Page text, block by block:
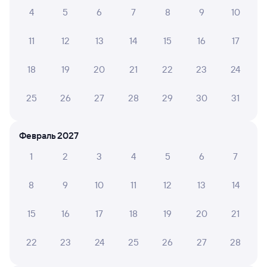
из Адлера
в Северобайкальск
Плацкарт Купе
Выберите дату
4 5 6 7 8 9 10
11 12 13 14 15 16 17
18 19 20 21 22 23 24
25 26 27 28 29 30 31
Февраль 2027
1
2 3 4 5 6 7
8 9 10 11 12 13 14
15 16 17 18 19 20 21
22 23 24 25 26 27 28